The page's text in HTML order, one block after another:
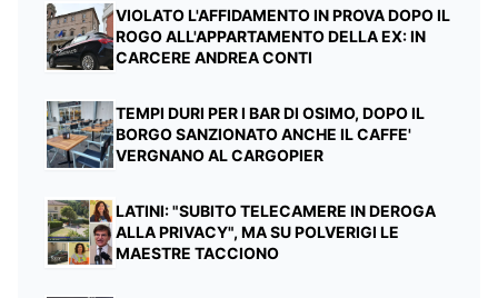
VIOLATO L'AFFIDAMENTO IN PROVA DOPO IL
ROGO ALL'APPARTAMENTO DELLA EX: IN
CARCERE ANDREA CONTI
TEMPI DURI PER I BAR DI OSIMO, DOPO IL
BORGO SANZIONATO ANCHE IL CAFFE'
VERGNANO AL CARGOPIER
LATINI: "SUBITO TELECAMERE IN DEROGA
ALLA PRIVACY", MA SU POLVERIGI LE
MAESTRE TACCIONO